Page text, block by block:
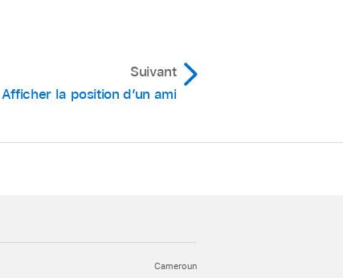
Suivant
Afficher la position d’un ami
Cameroun